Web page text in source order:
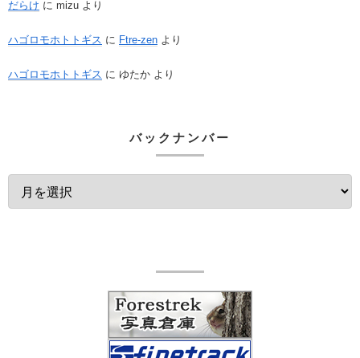
だらけ に mizu より
ハゴロモホトトギス に Ftre-zen より
ハゴロモホトトギス に ゆたか より
バックナンバー